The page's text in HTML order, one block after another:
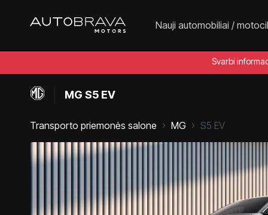
Nauji automobiliai /
Svarbi
MG S5 EV
Transporto priemonės salone MG S5 EV